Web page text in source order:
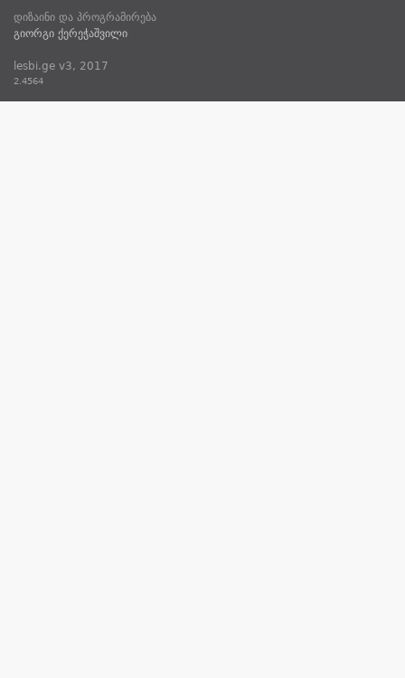
დიზაინი და პროგრამირება
გიორგი ქერეჭაშვილი
lesbi.ge v3, 2017
2.4564